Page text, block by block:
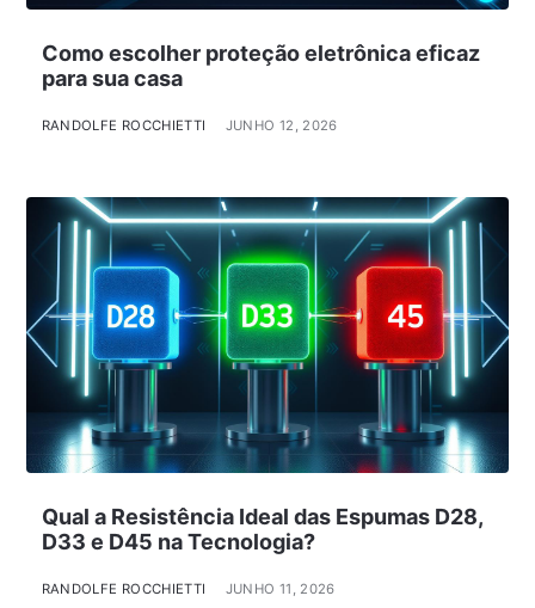
Como escolher proteção eletrônica eficaz
para sua casa
RANDOLFE ROCCHIETTI JUNHO 12, 2026
Qual a Resistência Ideal das Espumas D28,
D33 e D45 na Tecnologia?
RANDOLFE ROCCHIETTI JUNHO 11, 2026